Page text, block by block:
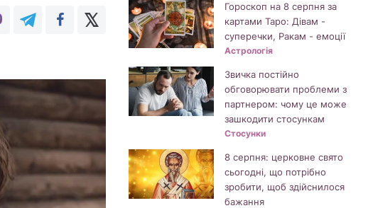
Гороскоп на 8 серпня за
картами Таро: Дівам -
суперечки, Ракам - емоції
Астрологія
Звичка постійно
обговорювати проблеми з
партнером: чому це може
зашкодити стосункам
Стосунки
8 серпня: церковне свято
сьогодні, що потрібно
зробити, щоб здійснилося
бажання